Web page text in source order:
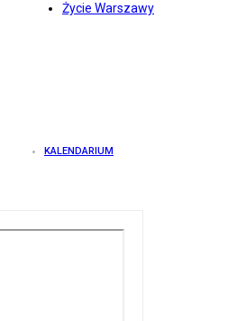
Życie Warszawy
KALENDARIUM